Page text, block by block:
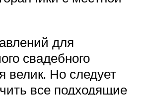
для
свадебного
велик. Но следует
все подходящие